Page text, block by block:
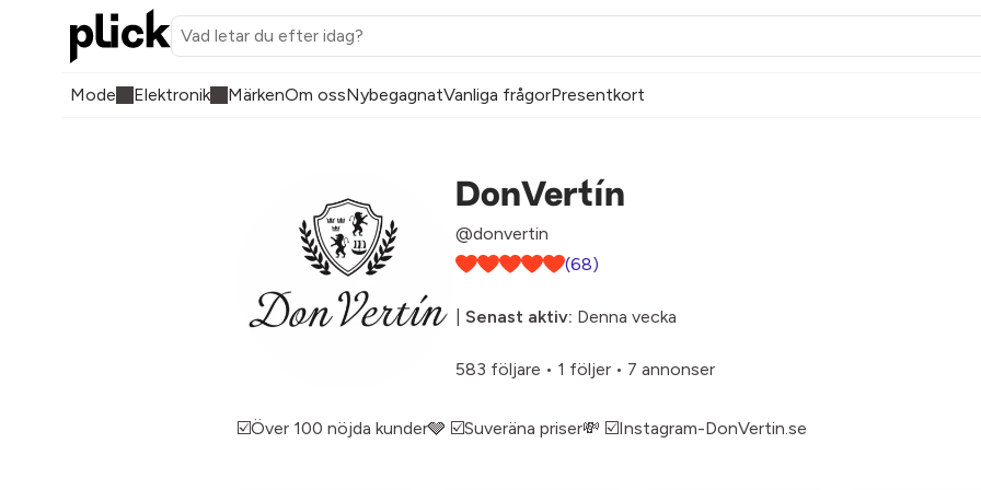
Mode Elektronik MärkenOm ossNybegagnatVanliga frågorPresentkort
DonVertín
@donvertin
(68)
Senast aktiv: Denna vecka
583 följare • 1 följer • 7 annonser
☑️Över 100 nöjda kunder🩶 ☑️Suveräna priser💸 ☑️Instagram-DonVertin.se